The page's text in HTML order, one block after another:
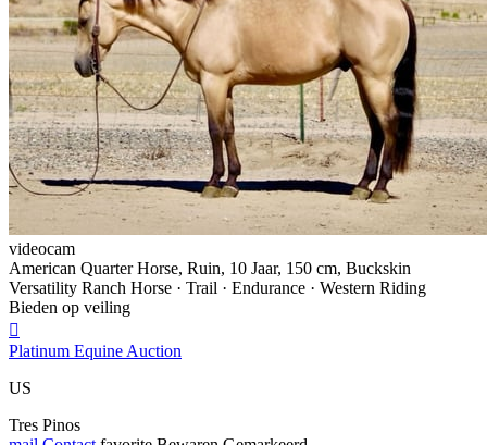
videocam
American Quarter Horse, Ruin, 10 Jaar, 150 cm, Buckskin
Versatility Ranch Horse · Trail · Endurance · Western Riding
Bieden op veiling

Platinum Equine Auction
US
Tres Pinos